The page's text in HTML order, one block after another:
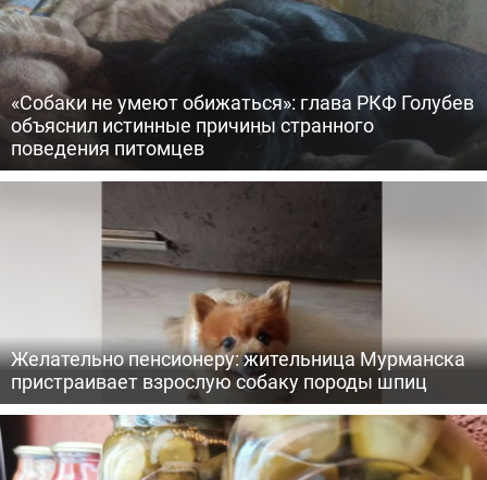
«Собаки не умеют обижаться»: глава РКФ Голубев
объяснил истинные причины странного
поведения питомцев
Желательно пенсионеру: жительница Мурманска
пристраивает взрослую собаку породы шпиц